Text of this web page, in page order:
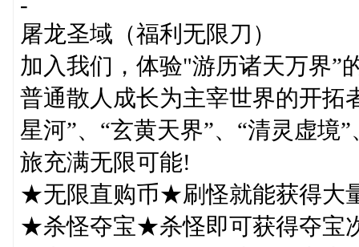
屠龙圣域（福利无限刀）
加入我们，体验"游历诸天万界”
普通散人成长为主宰世界的开拓
星河”、“玄黄天界”、“清灵虚境
旅充满无限可能!
★无限直购币★刷怪就能获得大
★杀怪夺宝★杀怪即可获得夺宝